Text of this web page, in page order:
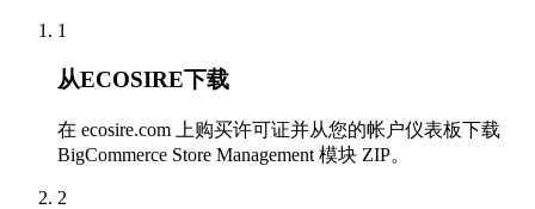
1
从ECOSIRE下载
在 ecosire.com 上购买许可证并从您的帐户仪表板下载
BigCommerce Store Management 模块 ZIP。
2